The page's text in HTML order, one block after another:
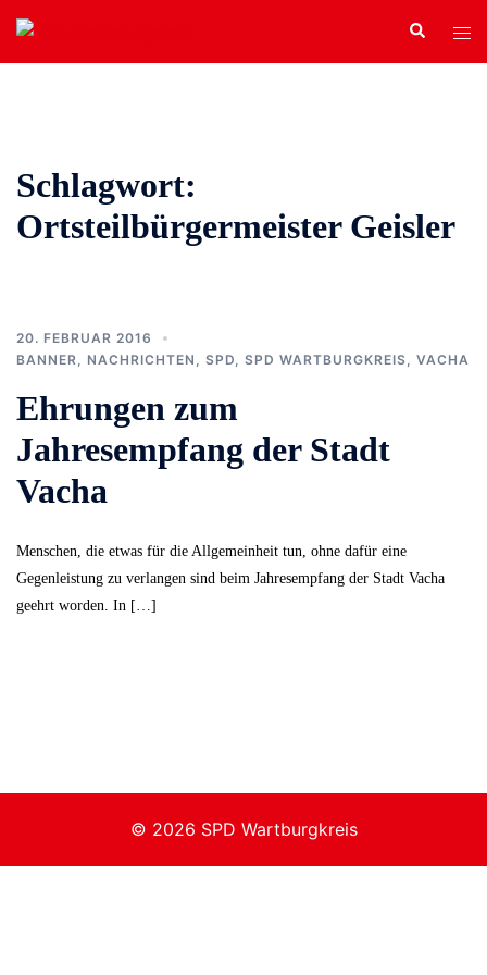
Zum
Inhalt
springen
Search
Schlagwort:
Ortsteilbürgermeister Geisler
20. FEBRUAR 2016
BANNER
NACHRICHTEN SPD SPD WARTBURGKREIS VACHA
Ehrungen zum
Jahresempfang der Stadt
Vacha
Menschen, die etwas für die Allgemeinheit tun, ohne dafür eine
Gegenleistung zu verlangen sind beim Jahresempfang der Stadt Vacha
geehrt worden. In […]
© 2026 SPD Wartburgkreis